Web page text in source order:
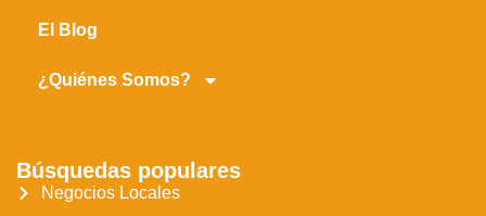
El Blog
¿Quiénes Somos?
Búsquedas populares
Negocios Locales